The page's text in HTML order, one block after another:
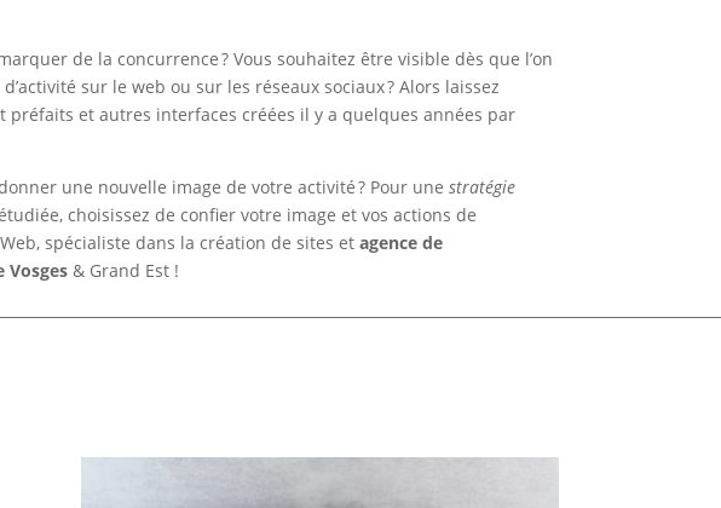
de la concurrence ? Vous souhaitez être visible dès que l’on
sur le web ou sur les réseaux sociaux ? Alors laissez
préfaits et autres interfaces créées il y a quelques années par
une nouvelle image de votre activité ? Pour unestratégie
choisissez de confier votre image et vos actions de
spécialiste dans la création de sites etagence de
& Grand Est !